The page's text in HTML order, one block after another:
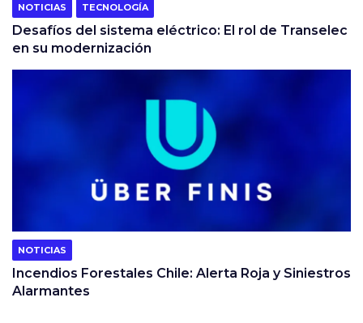
NOTICIAS TECNOLOGÍA
Desafíos del sistema eléctrico: El rol de Transelec
en su modernización
NOTICIAS
Incendios Forestales Chile: Alerta Roja y Siniestros
Alarmantes